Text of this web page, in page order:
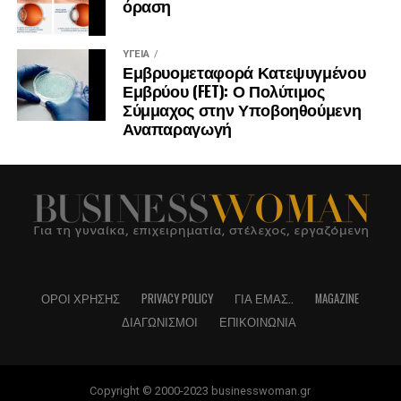
βρίσκονται έτοιμοι στον χάρτη· τους χτίζουμε εμείς,
χαράσσοντας τη δική μας διαδρομή.
όραση
ΥΓΕΊΑ
Εμβρυομεταφορά Κατεψυγμένου
Εμβρύου (FET): Ο Πολύτιμος
Σύμμαχος στην Υποβοηθούμενη
Αναπαραγωγή
ΌΡΟΙ ΧΡΉΣΗΣ PRIVACY POLICY ΓΙΑ ΕΜΆΣ..
MAGAZINE
ΔΙΑΓΩΝΙΣΜΟΊ
ΕΠΙΚΟΙΝΩΝΊΑ
Copyright © 2000-2023 businesswoman.gr